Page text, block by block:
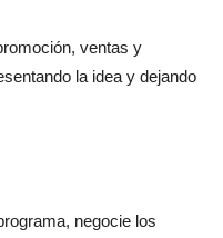
ventas y
la idea y dejando
negocie los